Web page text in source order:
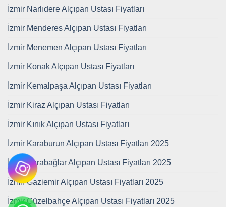
İzmir Narlıdere Alçıpan Ustası Fiyatları
İzmir Menderes Alçıpan Ustası Fiyatları
İzmir Menemen Alçıpan Ustası Fiyatları
İzmir Konak Alçıpan Ustası Fiyatları
İzmir Kemalpaşa Alçıpan Ustası Fiyatları
İzmir Kiraz Alçıpan Ustası Fiyatları
İzmir Kınık Alçıpan Ustası Fiyatları
İzmir Karaburun Alçıpan Ustası Fiyatları 2025
İzmir Karabağlar Alçıpan Ustası Fiyatları 2025
İzmir Gaziemir Alçıpan Ustası Fiyatları 2025
İzmir Güzelbahçe Alçıpan Ustası Fiyatları 2025